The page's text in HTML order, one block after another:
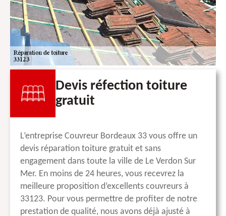
Devis réfection toiture
gratuit
L’entreprise Couvreur Bordeaux 33 vous offre un
devis réparation toiture gratuit et sans
engagement dans toute la ville de Le Verdon Sur
Mer. En moins de 24 heures, vous recevrez la
meilleure proposition d’excellents couvreurs à
33123. Pour vous permettre de profiter de notre
prestation de qualité, nous avons déjà ajusté à